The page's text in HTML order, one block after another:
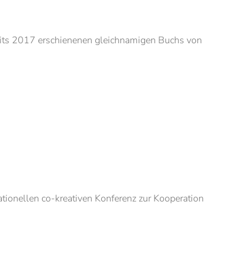
2017 erschienenen gleichnamigen Buchs von
co-kreativen Konferenz zur Kooperation